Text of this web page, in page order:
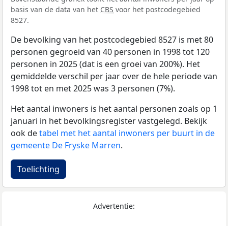
basis van de data van het CBS voor het postcodegebied
8527.
De bevolking van het postcodegebied 8527 is met 80
personen gegroeid van 40 personen in 1998 tot 120
personen in 2025 (dat is een groei van 200%). Het
gemiddelde verschil per jaar over de hele periode van
1998 tot en met 2025 was 3 personen (7%).
Het aantal inwoners is het aantal personen zoals op 1
januari in het bevolkingsregister vastgelegd. Bekijk
ook detabel met het aantal inwoners per buurt in de
gemeente De Fryske Marren.
Toelichting
Advertentie: